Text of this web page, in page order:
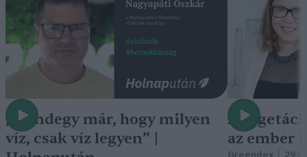
„Mindegy már, hogy milyen
víz, csak víz legyen” |
A
az ember